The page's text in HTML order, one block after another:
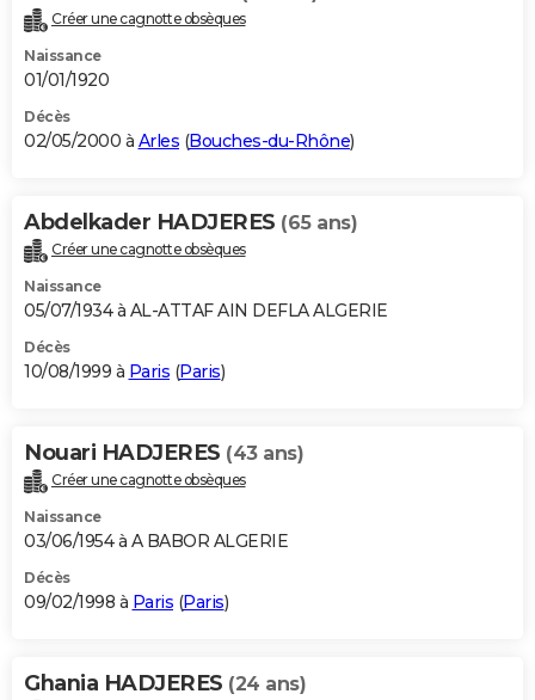
Créer une cagnotte obsèques
Naissance
01/01/1920
Décès
02/05/2000 à Arles (Bouches-du-Rhône)
Abdelkader HADJERES (65 ans)
Créer une cagnotte obsèques
Naissance
05/07/1934 à AL-ATTAF AIN DEFLA ALGERIE
Décès
10/08/1999 à Paris (Paris)
Nouari HADJERES (43 ans)
Créer une cagnotte obsèques
Naissance
03/06/1954 à A BABOR ALGERIE
Décès
09/02/1998 à Paris (Paris)
Ghania HADJERES (24 ans)